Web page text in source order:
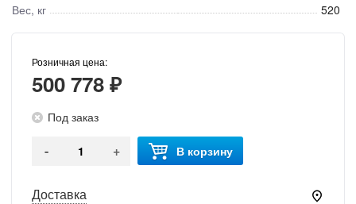
Вес, кг
520
Розничная цена:
500 778 ₽
Под заказ
- + В корзину
Доставка